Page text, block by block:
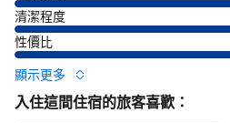
清潔程度
性價比
顯示更多
入住這間住宿的旅客喜歡：